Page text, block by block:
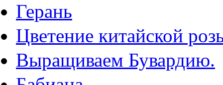
Герань
Цветение китайской
Выращиваем Бувардию.